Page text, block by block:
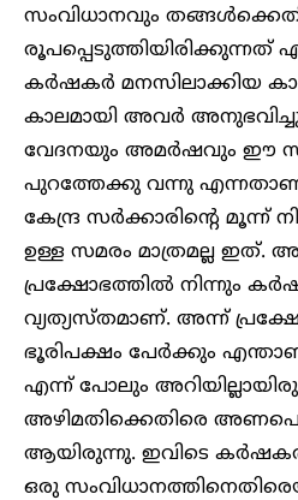
സംവിധാനവും
രൂപപ്പെടുത്തിയിരിക്കുന്നത്
കർഷകർ മനസിലാക്കിയ
കാലമായി അവർ
വേദനയും അമർഷവും ഈ
പുറത്തേക്കു വന്നു എന്നതാണ്
കേന്ദ്ര സർക്കാരിന്റെ മൂന്ന്
ഉള്ള സമരം മാത്രമല്ല ഇത്.
പ്രക്ഷോഭത്തിൽ നിന്നും
വ്യത്യസ്തമാണ്. അന്ന്
ഭൂരിപക്ഷം പേർക്കും
എന്ന് പോലും
അഴിമതിക്കെതിരെ
ആയിരുന്നു. ഇവിടെ
ഒരു